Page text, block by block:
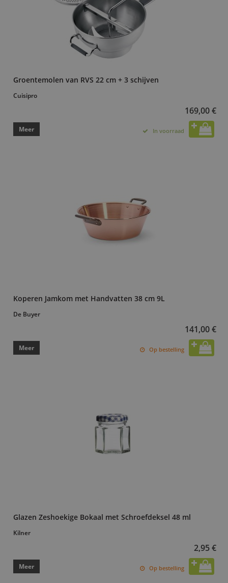
Groentemolen van RVS 22 cm + 3 schijven
Cuisipro
169,00 €
Meer In voorraad
Koperen Jamkom met Handvatten 38 cm 9L
De Buyer
141,00 €
Meer Op bestelling
Glazen Zeshoekige Bokaal met Schroefdeksel 48 ml
Kilner
2,95 €
Meer Op bestelling